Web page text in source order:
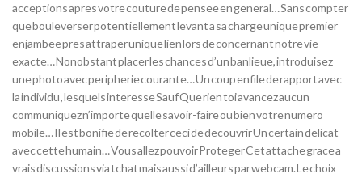
acceptions apres votre couture de pensee en general… Sans compter
que bouleverser potentiellement levant a sa charge unique premier
enjambee pres attraper unique lien lors de concernant notre vie
exacte… Nonobstant placer les chances d’un banlieue, introduisez
une photo avec peripherie courante… Un coup enfile de rapport avec
la individu , lesquels interesse Sauf Que rien toi avancez aucun
communiquez n’importe quelle savoir-faire ou bien votre numero
mobile… Il est bonifie de recolter ceci de decouvrir Un certain delicat
avec cette humain… Vous allez pouvoir Proteger Cet attache grace a
vrais discussions via tchat mais aussi d’ailleurs par webcam. Le choix